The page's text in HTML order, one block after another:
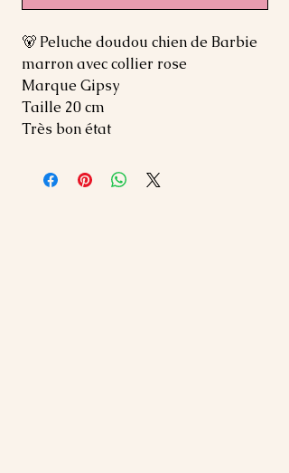
🐻 Peluche doudou chien de Barbie
marron avec collier rose
Marque Gipsy
Taille 20 cm
Très bon état